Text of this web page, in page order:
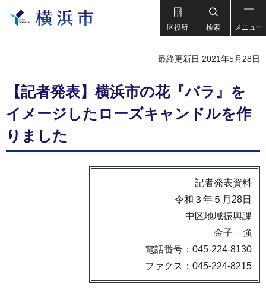
区役所 検索 メニュー
最終更新日 2021年5月28日
【記者発表】横浜市の花『バラ』を
イメージしたローズキャンドルを作
りました
記者発表資料
令和３年５月28日
中区地域振興課
金子 強
電話番号：045-224-8130
ファクス：045-224-8215